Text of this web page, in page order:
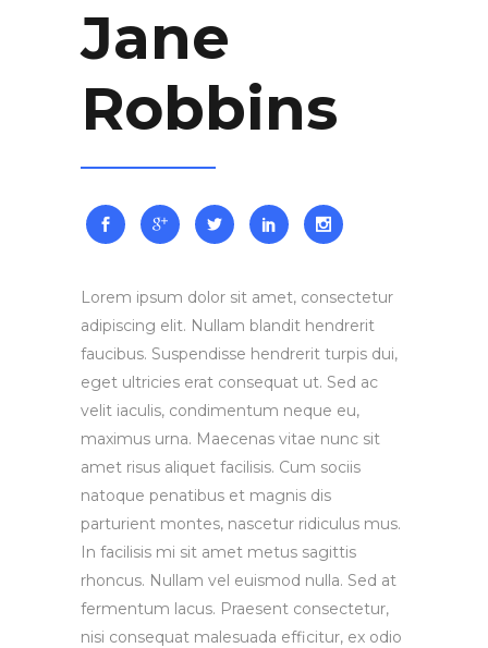
Jane
Robbins
Lorem ipsum dolor sit amet, consectetur
adipiscing elit. Nullam blandit hendrerit
faucibus. Suspendisse hendrerit turpis dui,
eget ultricies erat consequat ut. Sed ac
velit iaculis, condimentum neque eu,
maximus urna. Maecenas vitae nunc sit
amet risus aliquet facilisis. Cum sociis
natoque penatibus et magnis dis
parturient montes, nascetur ridiculus mus.
In facilisis mi sit amet metus sagittis
rhoncus. Nullam vel euismod nulla. Sed at
fermentum lacus. Praesent consectetur,
nisi consequat malesuada efficitur, ex odio